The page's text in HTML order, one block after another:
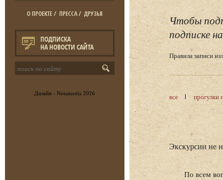
О ПРОЕКТЕ/ ПРЕССА/ ДРУЗЬЯ
ПОДПИСКА
НА НОВОСТИ САЙТА
Дизайн - Notamedia 2026
Чтобы
подписке
Правила записи
все прогулки
Экскурсии не
По всем